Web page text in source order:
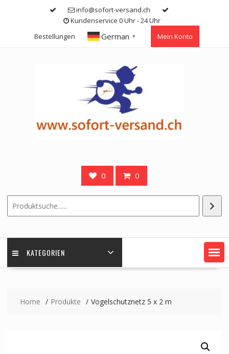
info@sofort-versand.ch
Kundenservice 0 Uhr - 24 Uhr
Bestellungen
German ▼ Mein Konto
0 0
KATEGORIEN
Home Produkte Vogelschutznetz 5 x 2 m